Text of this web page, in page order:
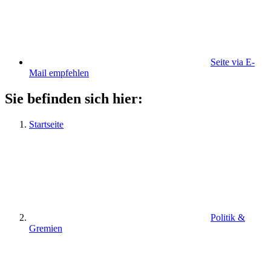
Seite via E-
Mail empfehlen
Sie befinden sich hier:
Startseite
Politik &
Gremien